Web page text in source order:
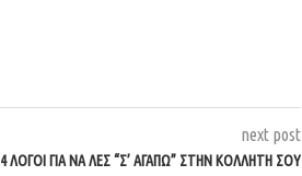
next post
4 ΛΟΓΟΙ ΓΙΑ ΝΑ ΛΕΣ “Σ’ ΑΓΑΠΩ” ΣΤΗΝ ΚΟΛΛΗΤΗ ΣΟΥ